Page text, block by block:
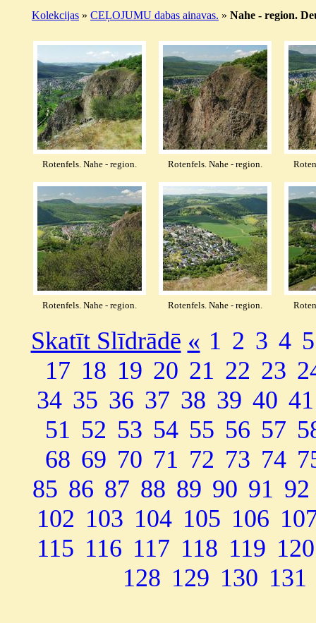
Kolekcijas » CEĻOJUMU dabas ainavas. » Nahe - region.
Rotenfels. Nahe - region. Rotenfels. Nahe - region.
Rotenfels. Nahe - region. Rotenfels. Nahe - region.
Skatīt Slīdrādē « 1 2 3 4 5
17 18 19 20 21 22 23
34 35 36 37 38 39 40 41
51 52 53 54 55 56 57
68 69 70 71 72 73 74
85 86 87 88 89 90 91 92
102 103 104 105 106
115 116 117 118 119 120
128 129 130 131